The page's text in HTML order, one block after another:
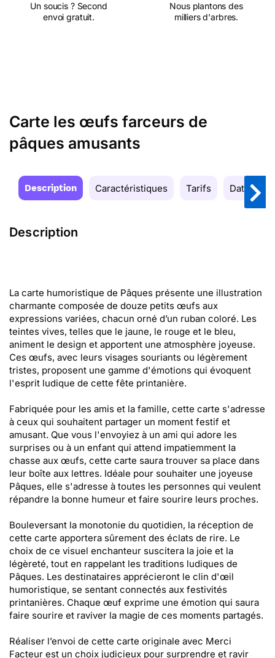
Un soucis ? Second
envoi gratuit.
Nous plantons des
milliers d'arbres.
Carte les œufs farceurs de
pâques amusants
Description Caractéristiques Tarifs Date de
Description
La carte humoristique de Pâques présente une illustration
charmante composée de douze petits œufs aux
expressions variées, chacun orné d’un ruban coloré. Les
teintes vives, telles que le jaune, le rouge et le bleu,
animent le design et apportent une atmosphère joyeuse.
Ces œufs, avec leurs visages souriants ou légèrement
tristes, proposent une gamme d'émotions qui évoquent
l'esprit ludique de cette fête printanière.
Fabriquée pour les amis et la famille, cette carte s'adresse
à ceux qui souhaitent partager un moment festif et
amusant. Que vous l'envoyiez à un ami qui adore les
surprises ou à un enfant qui attend impatiemment la
chasse aux œufs, cette carte saura trouver sa place dans
leur boîte aux lettres. Idéale pour souhaiter une joyeuse
Pâques, elle s'adresse à toutes les personnes qui veulent
répandre la bonne humeur et faire sourire leurs proches.
Bouleversant la monotonie du quotidien, la réception de
cette carte apportera sûrement des éclats de rire. Le
choix de ce visuel enchanteur suscitera la joie et la
légèreté, tout en rappelant les traditions ludiques de
Pâques. Les destinataires apprécieront le clin d'œil
humoristique, se sentant connectés aux festivités
printanières. Chaque œuf exprime une émotion qui saura
faire sourire et raviver la magie de ces moments partagés.
Réaliser l’envoi de cette carte originale avec Merci
Facteur est un choix judicieux pour surprendre et ravir